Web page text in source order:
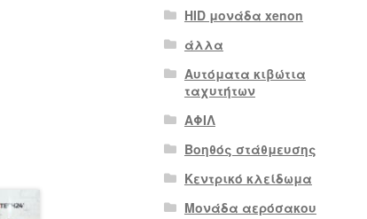
HID μονάδα xenon
άλλα
Αυτόματα κιβώτια
ταχυτήτων
ΑΦΙΛ
Βοηθός στάθμευσης
Κεντρικό κλείδωμα
Μονάδα αερόσακου